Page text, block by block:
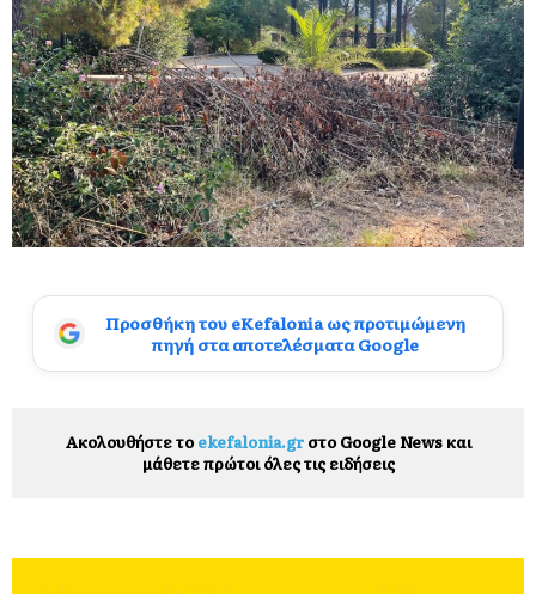
Προσθήκη του eKefalonia ως προτιμώμενη
πηγή στα αποτελέσματα Google
Ακολουθήστε το ekefalonia.grστο Google News και
μάθετε πρώτοι όλες τις ειδήσεις